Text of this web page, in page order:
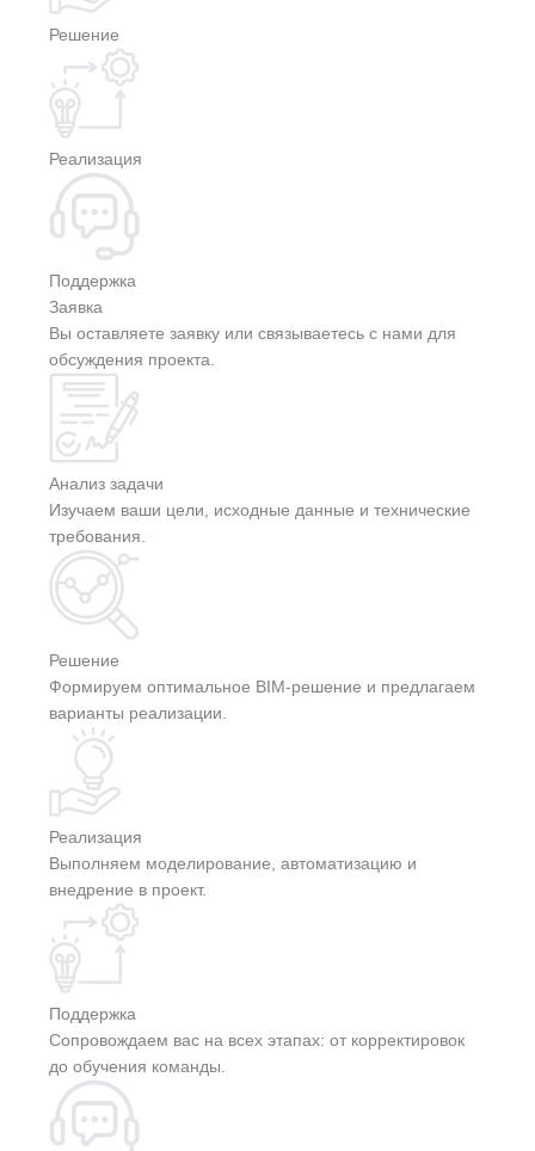
Решение
Реализация
Поддержка
Заявка
Вы оставляете заявку или связываетесь с нами для
обсуждения проекта.
Анализ задачи
Изучаем ваши цели, исходные данные и технические
требования.
Решение
Формируем оптимальное BIM-решение и предлагаем
варианты реализации.
Реализация
Выполняем моделирование, автоматизацию и
внедрение в проект.
Поддержка
Сопровождаем вас на всех этапах: от корректировок
до обучения команды.